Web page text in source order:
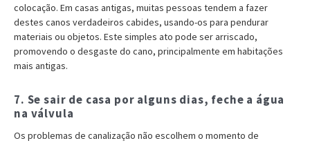
colocação. Em casas antigas, muitas pessoas tendem a fazer
destes canos verdadeiros cabides, usando-os para pendurar
materiais ou objetos. Este simples ato pode ser arriscado,
promovendo o desgaste do cano, principalmente em habitações
mais antigas.
7. Se sair de casa por alguns dias, feche a água
na válvula
Os problemas de canalização não escolhem o momento de